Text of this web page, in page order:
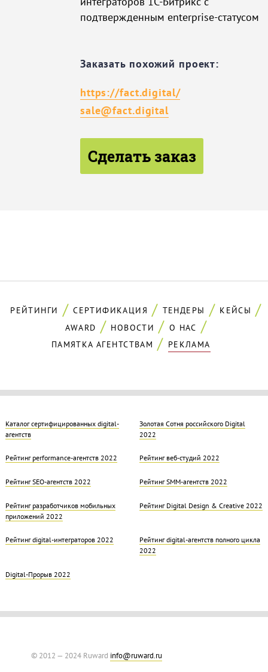
подтвержденным enterprise-статусом
Заказать похожий проект:
https://fact.digital/
sale@fact.digital
Сделать заказ
РЕЙТИНГИ СЕРТИФИКАЦИЯ ТЕНДЕРЫ
КЕЙСЫ
AWARD
НОВОСТИ
О НАС
ПАМЯТКА АГЕНТСТВАМ
РЕКЛАМА
Каталог сертифицированных digital-
агентств
Золотая Cотня российского Digital
2022
Рейтинг performance-агентств 2022 Рейтинг веб-студий 2022
Рейтинг SEO-агентств 2022 Рейтинг SMM-агентств 2022
Рейтинг разработчиков мобильных
приложений 2022
Рейтинг Digital Design & Creative 2022
Рейтинг digital-интеграторов 2022
Рейтинг digital-агентств полного цикла
2022
Digital-Прорыв 2022
© 2012 — 2024 Ruward info@ruward.ru